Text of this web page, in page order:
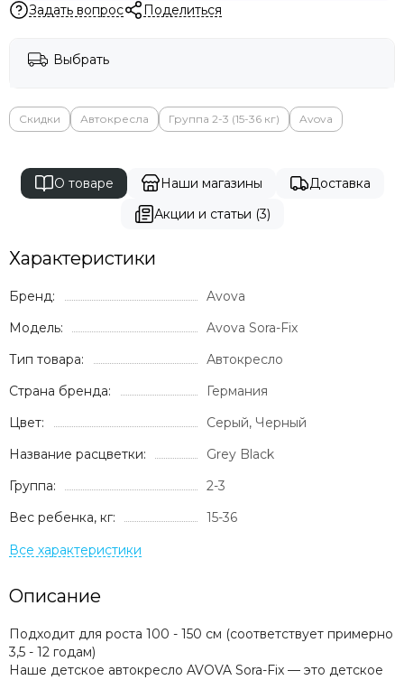
Задать вопрос Поделиться
Выбрать
Скидки Автокресла Группа 2-3 (15-36 кг) Avova
О товаре Наши магазины
Доставка
Акции и статьи (3)
Характеристики
Бренд:
Avova
Модель:
Avova Sora-Fix
Тип товара:
Автокресло
Страна бренда:
Германия
Цвет:
Серый, Черный
Название расцветки:
Grey Black
Группа:
2-3
Вес ребенка, кг:
15-36
Описание
Подходит для роста 100 - 150 см (соответствует примерно
3,5 - 12 годам)
Наше детское автокресло AVOVA Sora-Fix — это детское